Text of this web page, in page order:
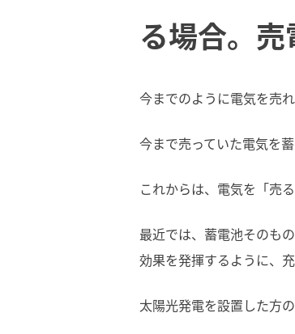
る場合。
今までのように電気を売
今まで売っていた電気を
これからは、電気を「売
最近では、蓄電池そのも
効果を発揮するように、
太陽光発電を設置した方